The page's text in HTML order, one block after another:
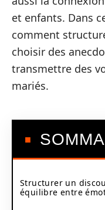
et enfants. Dans
comment
choisir des
transmettre des
mariés.
Structurer un
équilibre entre